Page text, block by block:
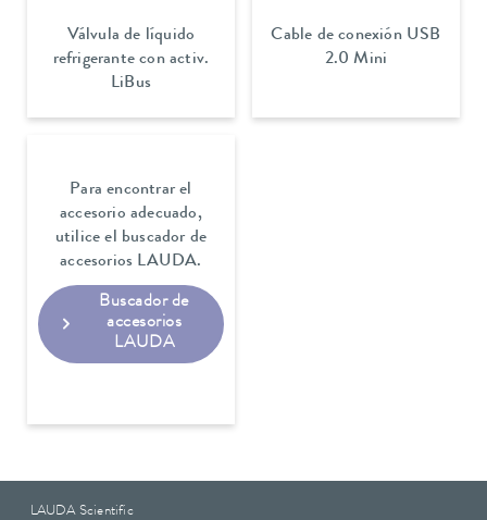
Válvula de líquido
refrigerante con activ.
LiBus
Cable de conexión USB
2.0 Mini
Para encontrar el
accesorio adecuado,
utilice el buscador de
accesorios LAUDA.
Buscador de
accesorios
LAUDA
LAUDA Scientific